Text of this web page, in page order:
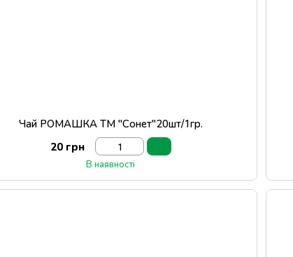
Чай РОМАШКА ТМ "Сонет"20шт/1гр.
20 грн
В наявності